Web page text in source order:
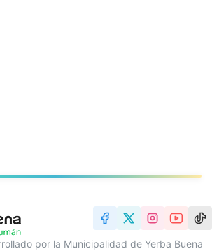
por la Municipalidad de Yerba Buena